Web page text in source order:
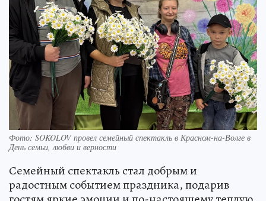
Фото: SOKOLOV провел семейный спектакль в Красном-на-Волге в
День семьи, любви и верности
Семейный спектакль стал добрым и
радостным событием праздника, подарив